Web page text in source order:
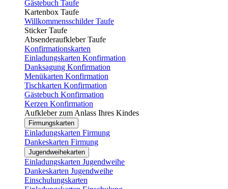
Gästebuch Taufe
Kartenbox Taufe
Willkommensschilder Taufe
Sticker Taufe
Absenderaufkleber Taufe
Konfirmationskarten
Einladungskarten Konfirmation
Danksagung Konfirmation
Menükarten Konfirmation
Tischkarten Konfirmation
Gästebuch Konfirmation
Kerzen Konfirmation
Aufkleber zum Anlass Ihres Kindes
Firmungskarten
Einladungskarten Firmung
Dankeskarten Firmung
Jugendweihekarten
Einladungskarten Jugendweihe
Dankeskarten Jugendweihe
Einschulungskarten